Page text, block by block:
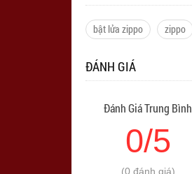
bật lửa zippo zippo
ĐÁNH GIÁ
Đánh Giá Trung Bình
0/5
(0 đánh giá)